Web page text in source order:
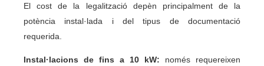
El cost de la legalització depèn principalment de la
potència instal·lada i del tipus de documentació
requerida.
Instal·lacions de fins a 10 kW: només requereixen